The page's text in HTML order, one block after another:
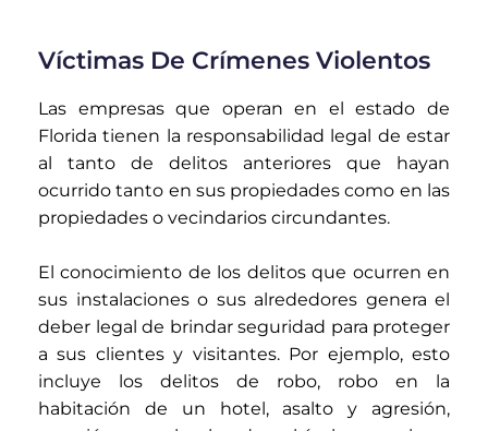
Víctimas De Crímenes Violentos
Las empresas que operan en el estado de
Florida tienen la responsabilidad legal de estar
al tanto de delitos anteriores que hayan
ocurrido tanto en sus propiedades como en las
propiedades o vecindarios circundantes.
El conocimiento de los delitos que ocurren en
sus instalaciones o sus alrededores genera el
deber legal de brindar seguridad para proteger
a sus clientes y visitantes. Por ejemplo, esto
incluye los delitos de robo, robo en la
habitación de un hotel, asalto y agresión,